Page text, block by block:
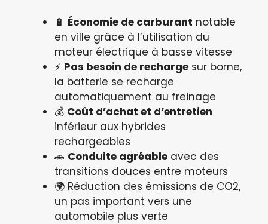
🔋 Économie de carburant notable
en ville grâce à l’utilisation du
moteur électrique à basse vitesse
⚡ Pas besoin de recharge sur borne,
la batterie se recharge
automatiquement au freinage
💰 Coût d’achat et d’entretien
inférieur aux hybrides
rechargeables
🚗 Conduite agréable avec des
transitions douces entre moteurs
🌍 Réduction des émissions de CO2,
un pas important vers une
automobile plus verte